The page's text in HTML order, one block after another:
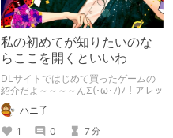
私の初めてが知りたいのな
らここを開くといいわ
DLサイトではじめて買ったゲームの
紹介だよ～～～～んΣ(･ω･ﾉ)ﾉ！アレッ
ハニ子
1
0 7分